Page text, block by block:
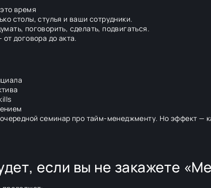
время
столы, стулья и ваши сотрудники.
поговорить, сделать, подвигаться.
договора до акта.
семинар про тайм-менеджменту. Но эффект —
если вы не закажете